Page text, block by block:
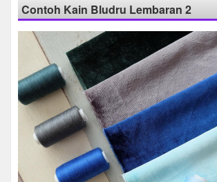
Contoh Kain Bludru Lembaran 2